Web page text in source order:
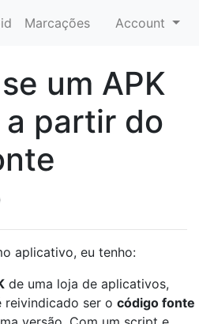
Marcações Account
um APK
partir do
aplicativo, eu tenho:
de uma loja de aplicativos,
reivindicado ser o código fonte